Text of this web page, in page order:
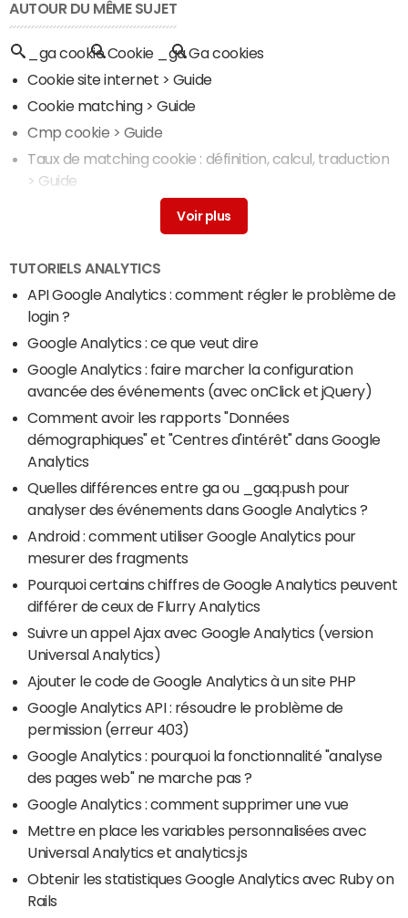
AUTOUR DU MÊME SUJET
_ga cookie Cookie _ga Ga cookies
Cookie site internet > Guide
Cookie matching> Guide
Cmp cookie > Guide
Taux de matching cookie : définition, calcul, traduction
> Guide
TUTORIELS ANALYTICS
API Google Analytics : comment régler le problème de
login ?
Google Analytics : ce que veut dire
Google Analytics : faire marcher la configuration
avancée des événements (avec onClick et jQuery)
Comment avoir les rapports "Données
démographiques" et "Centres d'intérêt" dans Google
Analytics
Quelles différences entre ga ou _gaq.push pour
analyser des événements dans Google Analytics ?
Android : comment utiliser Google Analytics pour
mesurer des fragments
Pourquoi certains chiffres de Google Analytics peuvent
différer de ceux de Flurry Analytics
Suivre un appel Ajax avec Google Analytics (version
Universal Analytics)
Ajouter le code de Google Analytics à un site PHP
Google Analytics API : résoudre le problème de
permission (erreur 403)
Google Analytics : pourquoi la fonctionnalité "analyse
des pages web" ne marche pas ?
Google Analytics : comment supprimer une vue
Mettre en place les variables personnalisées avec
Universal Analytics et analytics.js
Obtenir les statistiques Google Analytics avec Ruby on
Rails